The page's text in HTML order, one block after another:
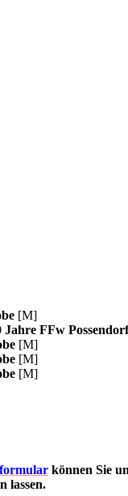
[M]
Jahre FFw
[M]
[M]
[M]
können Sie
lassen.